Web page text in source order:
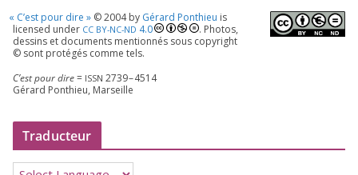
« C’est pour dire » ©2004by Gérard Ponthieu is
licen­sed under CC BY-NC-ND 4.0
. Photos,
des­sins et docu­ments men­tion­nés sous copy­right
© sont pro­té­gés comme tels.
C’est pour dire= ISSN 2739–4514
Gérard Ponthieu, Marseille
Traducteur